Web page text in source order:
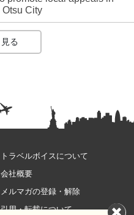
City
る
トラベルボイスについて
会社概要
メルマガの登録・解除
引用・転載について